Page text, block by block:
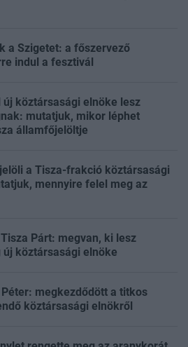
a Szigetet: a főszervező
indul a fesztivál
új köztársasági elnöke lesz
mutatjuk, mikor léphet
államfőjelöltje
a Tisza-frakció köztársasági
mennyire felel meg az
Párt: megvan, ki lesz
új köztársasági elnöke
megkezdődött a titkos
köztársasági elnökről